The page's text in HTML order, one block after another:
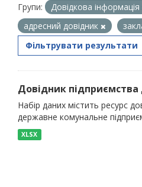
Групи: Довідкова інформація
адресний довідник
Фільтрувати результати
Довідник
Набір даних містить ресурс
державне комунальне
XLSX